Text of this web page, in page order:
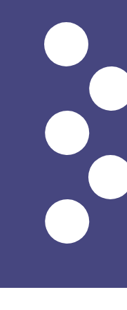
USD Dólar americano
007730
Taxa de mercado
Fale hoje com um
Agendar chamada
Usamos a taxa de
Você sabia que é